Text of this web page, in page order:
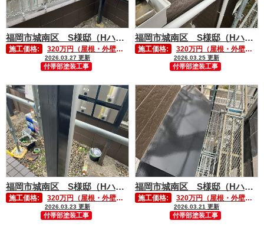
福岡市城南区 S様邸（Hハイツ）付帯部塗装工事⑤
施工価格: 320万円（屋根・外壁塗装含む）
2026.03.27 更新
付帯部塗装工事
福岡市城南区 S様邸（Hハイツ）付帯部塗装工事④
施工価格: 320万円（屋根・外壁塗装含む）
2026.03.25 更新
付帯部塗装工事
福岡市城南区 S様邸（Hハイツ）付帯部塗装工事③
施工価格: 320万円（屋根・外壁塗装含む）
2026.03.23 更新
付帯部塗装工事
福岡市城南区 S様邸（Hハイツ）付帯部塗装工事②
施工価格: 320万円（屋根・外壁塗装含む）
2026.03.21 更新
付帯部塗装工事